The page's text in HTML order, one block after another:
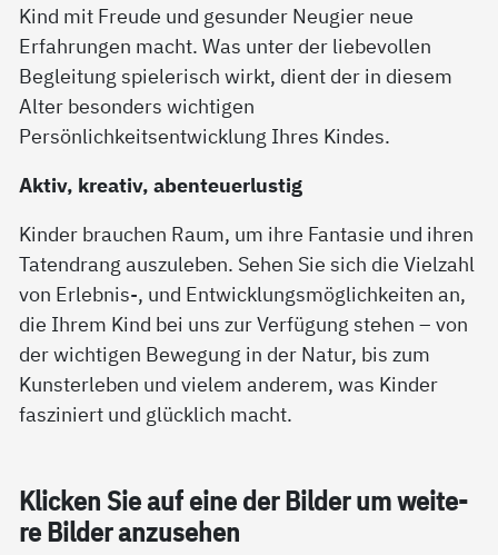
Kind mit Freude und gesunder Neugier neue
Erfahrungen macht. Was unter der liebevollen
Begleitung spielerisch wirkt, dient der in diesem
Alter besonders wichtigen
Persönlichkeitsentwicklung Ihres Kindes.
Aktiv, kreativ, abenteuerlustig
Kinder brauchen Raum, um ihre Fantasie und ihren
Tatendrang auszuleben. Sehen Sie sich die Vielzahl
von Erlebnis-, und Entwicklungsmöglichkeiten an,
die Ihrem Kind bei uns zur Verfügung stehen – von
der wichtigen Bewegung in der Natur, bis zum
Kunsterleben und vielem anderem, was Kinder
fasziniert und glücklich macht.
Kli­cken Sie auf ei­ne der Bil­der um wei­te­
re Bil­der an­zu­se­hen